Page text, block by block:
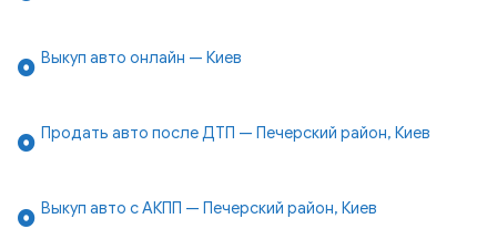
Выкуп авто онлайн — Киев
Продать авто после ДТП — Печерский район, Киев
Выкуп авто с АКПП — Печерский район, Киев